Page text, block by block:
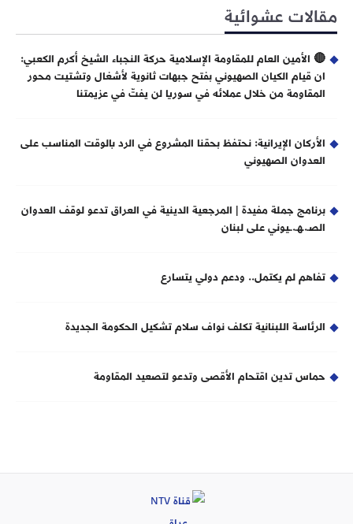
مقالات عشوائية
🔴 الأمين العام للمقاومة الإسلامية حركة النجباء الشيخ أكرم الكعبي:
ان قيام الكيان الصهيوني بفتح جبهات ثانوية لأشغال وتشتيت محور
المقاومة من خلال عملائه في سوريا لن يفتّ في عزيمتنا
الأركان الإيرانية: نحتفظ بحقنا المشروع في الرد بالوقت المناسب على
العدوان الصهيوني
برنامج جملة مفيدة | المرجعية الدينية في العراق تدعو لوقف العدوان
الصـ.ـهـ.ــيوني على لبنان
تفاهم لم يكتمل.. ودعم دولي يتسارع
الرئاسة اللبنانية تكلف نواف سلام تشكيل الحكومة الجديدة
حماس تدين اقتحام الأقصى وتدعو لتصعيد المقاومة